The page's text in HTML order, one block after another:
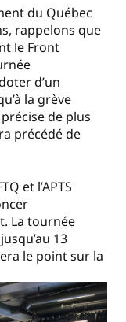
du Québec
rappelons que
le Front
d’un
la grève
de plus
précédé de
et l’APTS
La tournée
13
le point sur la